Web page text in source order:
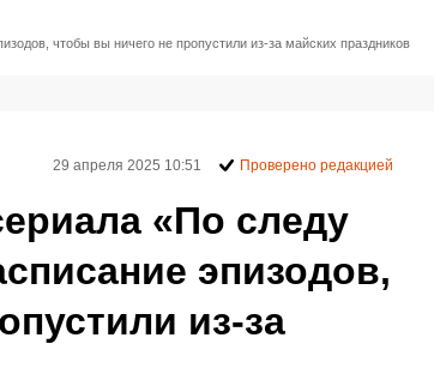
чтобы вы ничего не пропустили из-за майских праздников
«По следу
эпизодов,
из-за
29 апреля 2025 10:51 Проверено редакцией